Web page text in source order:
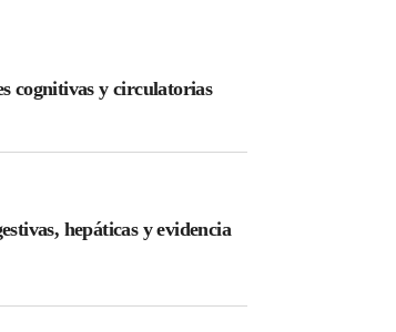
cognitivas y circulatorias
hepáticas y evidencia